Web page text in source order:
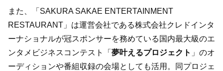
また、「SAKURA SAKAE ENTERTAINMENT
RESTAURANT」は運営会社である株式会社クレドインタ
ーナショナルが冠スポンサーを務めている国内最大級のエ
ンタメビジネスコンテスト「 夢叶えるプロジェクト 」のオ
ーディションや番組収録の会場としても活用。同プロジェ